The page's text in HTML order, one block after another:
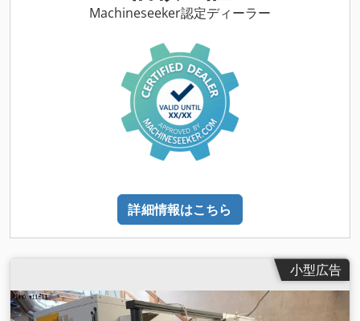
ラースクリーン付きCNC AGIEVISION：10.4 ['] - 電子シフトク
式タンク - 統合ろ過：DAI 2
Machineseeker認定ディーラー
詳細情報はこちら
小型広告